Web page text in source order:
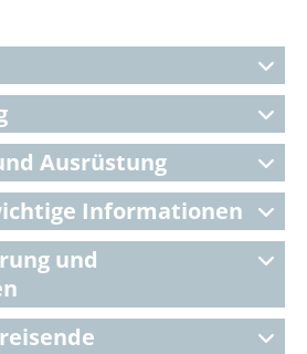
Ausrüstung
Informationen
und